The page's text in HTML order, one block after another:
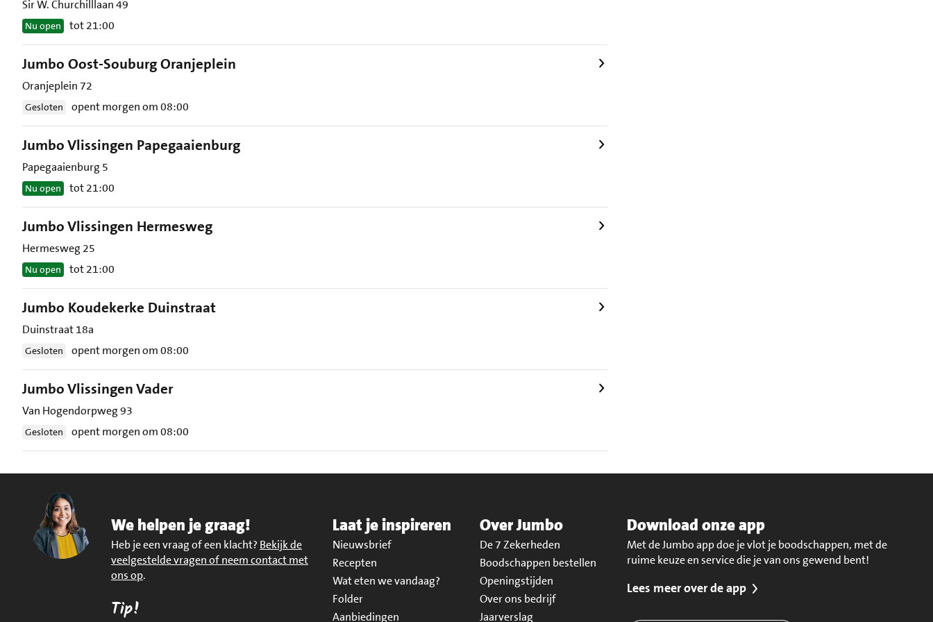
Sir W. Churchilllaan 49
Nu open tot 21:00
Jumbo Oost-Souburg Oranjeplein
Oranjeplein 72
Gesloten opent morgen om 08:00
Jumbo Vlissingen Papegaaienburg
Papegaaienburg 5
Nu open tot 21:00
Jumbo Vlissingen Hermesweg
Hermesweg 25
Nu open tot 21:00
Jumbo Koudekerke Duinstraat
Duinstraat 18a
Gesloten opent morgen om 08:00
Jumbo Vlissingen Vader
Van Hogendorpweg 93
Gesloten opent morgen om 08:00
We helpen je graag!
Heb je een vraag of een klacht? Bekijk de
veelgestelde vragen of neem contact met
ons op.
Tip!
Laat je inspireren
Nieuwsbrief
Recepten
Wat eten we vandaag?
Folder
Aanbiedingen
Over Jumbo
De 7 Zekerheden
Boodschappen bestellen
Openingstijden
Over ons bedrijf
Jaarverslag
Download onze app
Met de Jumbo app doe je vlot je boodschappen, met de
ruime keuze en service die je van ons gewend bent!
Lees meer over de app